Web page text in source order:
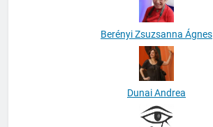
Berényi Zsuzsanna Ágnes
Dunai Andrea